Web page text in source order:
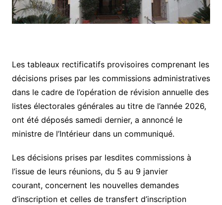
Les tableaux rectificatifs provisoires comprenant les
décisions prises par les commissions administratives
dans le cadre de l’opération de révision annuelle des
listes électorales générales au titre de l’année 2026,
ont été déposés samedi dernier, a annoncé le
ministre de l’Intérieur dans un communiqué.
Les décisions prises par lesdites commissions à
l’issue de leurs réunions, du 5 au 9 janvier
courant, concernent les nouvelles demandes
d’inscription et celles de transfert d’inscription